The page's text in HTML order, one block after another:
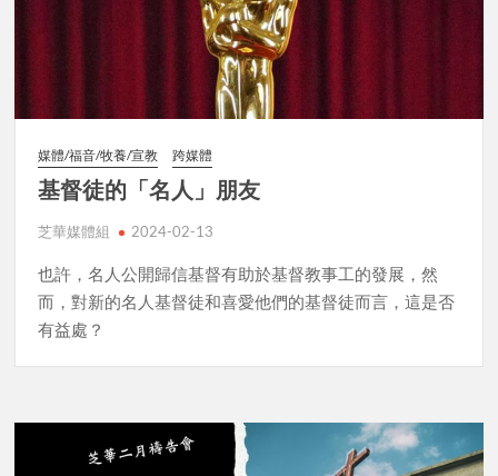
媒體/福音/牧養/宣教 跨媒體
基督徒的「名人」朋友
芝華媒體組 2024-02-13
也許，名人公開歸信基督有助於基督教事工的發展，然
而，對新的名人基督徒和喜愛他們的基督徒而言，這是否
有益處？